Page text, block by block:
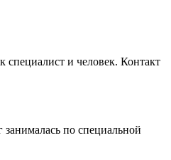
специалист и человек. Контакт
по специальной